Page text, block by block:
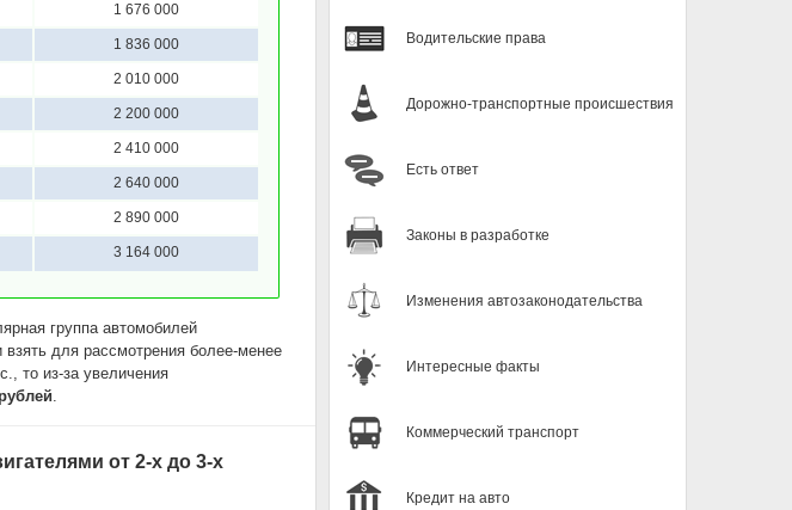
1 676 000
1 836 000
2 010 000
2 200 000
2 410 000
2 640 000
2 890 000
3 164 000
группа автомобилей
для рассмотрения более-менее
то из-за увеличения
.
от 2-х до 3-х
Водительские права
Дорожно-транспортные происшествия
Есть ответ
Законы в разработке
Изменения автозаконодательства
Интересные факты
Коммерческий транспорт
Кредит на авто